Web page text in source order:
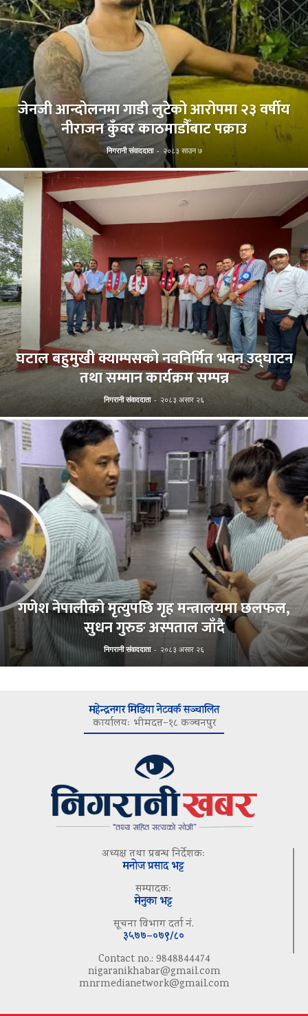
जेनजी आन्दोलनमा गाडी लुटेको आरोपमा २३ वर्षीय
नीराजन कुँवर काठमाडौँबाट पक्राउ
निगरानी संवाददाता - २०८३ साउन ७
घटाल बहुमुखी क्याम्पसको नवनिर्मित भवन उद्घाटन
तथा सम्मान कार्यक्रम सम्पन्न
निगरानी संवाददाता - २०८३ असार २६
गणेश नेपालीको मृत्युपछि गृह मन्त्रालयमा छलफल,
सुधन गुरुङ अस्पताल जाँदै
निगरानी संवाददाता - २०८३ असार २६
महेन्द्रनगर मिडिया नेटवर्क सञ्चालित
कार्यालयः भीमदत्त–१८ कञ्चनपुर
अध्यक्ष तथा प्रबन्ध निर्देशकः
मनोज प्रसाद भट्ट
सम्पादकः
मेनुका भट्ट
सूचना विभाग दर्ता नं.
३५७७–०७९/८०
Contact no.: 9848844474
nigaranikhabar@gmail.com
mnrmedianetwork@gmail.com